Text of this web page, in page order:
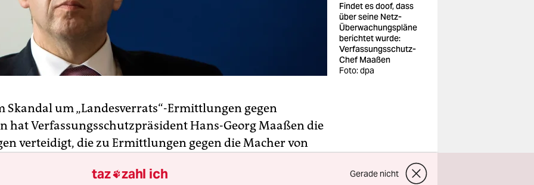
Findet es doof, dass
über seine Netz-
Überwachungspläne
berichtet wurde:
Verfassungsschutz-
Chef Maaßen
Foto: dpa
Skandal um „Landesverrats“-Ermittlungen gegen
hat Verfassungsschutzpräsident Hans-Georg Maaßen die
verteidigt, die zu Ermittlungen gegen die Macher von
seiner Behörde „im Kampf gegen
taz zahl ich Gerade nicht